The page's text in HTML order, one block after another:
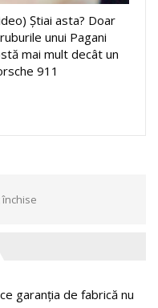
Știai asta? Doar
unui Pagani
mai mult decât un
911
garanția de fabrică nu